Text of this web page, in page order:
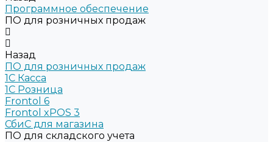
Программное обеспечение
ПО для розничных продаж
Назад
ПО для розничных продаж
1C Касса
1С Розница
Frontol 6
Frontol xPOS 3
СбиС для магазина
ПО для складского учета